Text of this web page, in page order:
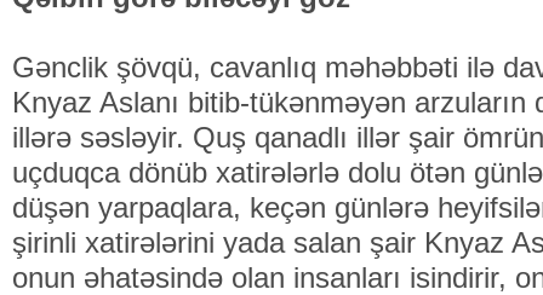
Gənclik şövqü, cavanlıq məhəbbəti ilə
Knyaz Aslanı bitib-tükənməyən arzuların
illərə səsləyir. Quş qanadlı illər şair
uçduqca dönüb xatirələrlə dolu ötən
düşən yarpaqlara, keçən günlərə
şirinli xatirələrini yada salan şair Knyaz
onun əhatəsində olan insanları isindirir,